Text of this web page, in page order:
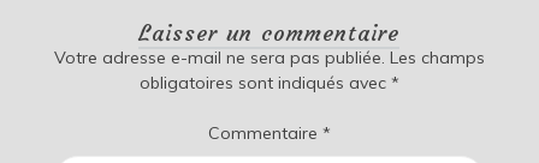
Laisser un commentaire
Votre adresse e-mail ne sera pas publiée. Les champs
obligatoires sont indiqués avec *
Commentaire *